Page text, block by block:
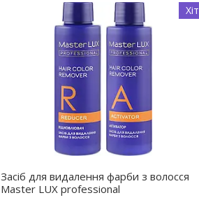
Хіт
Засіб для видалення фарби з волосся
Master LUX professional